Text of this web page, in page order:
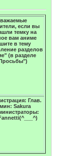
если вы
темку на
вам аниме
в тему
разделов
(в разделе
Глав.
Sakura